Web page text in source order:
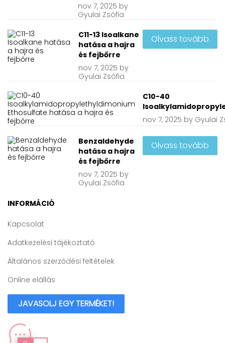
nov7, 2025 by
Gyulai Zsófia
C11-13 Isoalkane
hatása a hajra
és fejbőrre
nov 7, 2025 by
Gyulai Zsófia
Olvass tovább
C10-40
nov 7, 2025 by Gyulai
Benzaldehyde
hatása a hajra
és fejbőrre
nov 7, 2025 by
Gyulai Zsófia
Olvass tovább
INFORMÁCIÓ
Kapcsolat
Adatkezelési tájékoztató
Általános szerződési feltételek
Online elállás
JAVASOLJ EGY TERMÉKET!